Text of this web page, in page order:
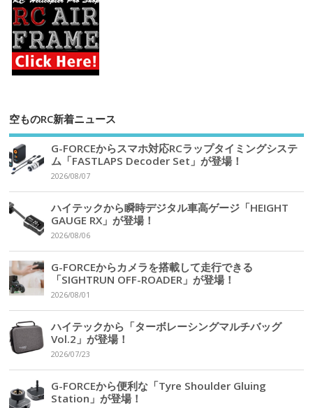
空ものRC新着ニュース
G-FORCEからスマホ対応RCラップタイミングシステ
ム「FASTLAPS Decoder Set」が登場！
2026/08/07
ハイテックから瞬時デジタル車高ゲージ「HEIGHT
GAUGE RX」が登場！
2026/08/06
G-FORCEからカメラを搭載して走行できる
「SIGHTRUN OFF-ROADER」が登場！
2026/08/01
ハイテックから「ターボレーシングマルチバッグ
Vol.2」が登場！
2026/07/23
G-FORCEから便利な「Tyre Shoulder Gluing
Station」が登場！